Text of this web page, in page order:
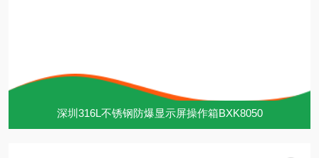
深圳316L不锈钢防爆显示屏操作箱BXK8050